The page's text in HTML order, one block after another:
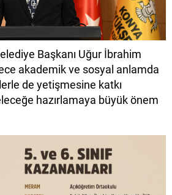
Başkanı Uğur İbrahim
akademik ve sosyal anlamda
de yetişmesine katkı
hazırlamaya büyük önem